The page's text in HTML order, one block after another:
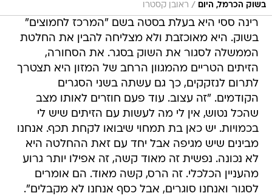
בשוק הכרמל, היום
/ ראובן קסטרו
רינה ססי היא בעלת בסטה בשם "המרכז לחמוצים"
בשוק. היא מאוכזבת ולא מצליחה להבין את החלטת
הממשלה לסגור את השוק בסגר. את הסחורה,
הזיתים הטריים מהמגוון הרחב של המזון היא תצטרך
לתרום לנזקקים, כך גם עשתה בשני הסגרים
הקודמים. "זה עצוב. עוד פעם חוזרים לאותו מצב
שהכל נטוש, אין לי מה לעשות עם הזיתים שיש לי
בכמויות. יש כאן בת תמחוי שיבואו לקחת תכף. אנחנו
מבינים שיש מגיפה אבל יחד עם זאת ההחלטה היא
לא נכונה. נפשית זה מאוד קשה, זה אפילו יותר גרוע
מהעניין הכלכלי. זה הרס, קשה מאוד. הם אומרים
לסגור ואנחנו סוגרים, אבל כסף אנחנו לא מקבלים".